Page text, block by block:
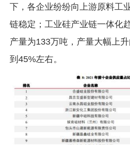
下，各企业纷纷向上游原料工
链稳定；工业硅产业链一体化
产量为133万吨，产量大幅上
到45%左右。